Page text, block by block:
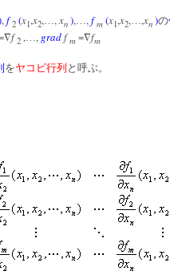
,f 2 (x1,x2,…,xn ),…,f m (x1,x2,…,xn )の
∇f 2 , , gradf m =∇fm
をヤコビ行列 と呼ぶ。